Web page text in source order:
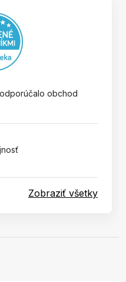
obchod
Zobraziť všetky